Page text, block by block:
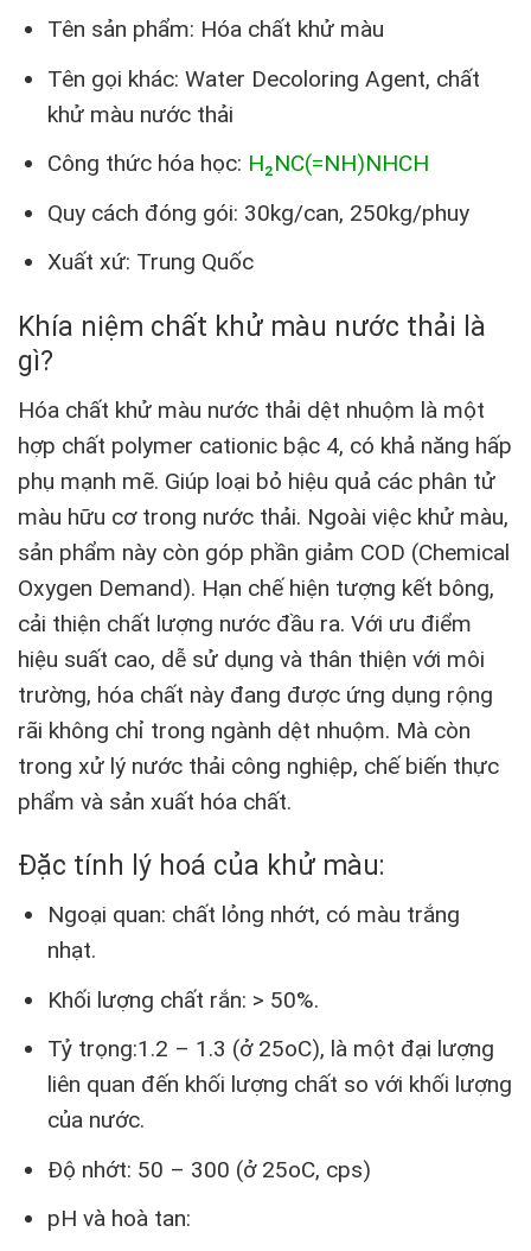
Tên sản phẩm: Hóa chất khử màu
Tên gọi khác: Water Decoloring Agent, chất
khử màu nước thải
Công thức hóa học: H₂NC(=NH)NHCH
Quy cách đóng gói: 30kg/can, 250kg/phuy
Xuất xứ: Trung Quốc
Khía niệm chất khử màu nước thải là
gì?
Hóa chất khử màu nước thải dệt nhuộm là một
hợp chất polymer cationic bậc 4, có khả năng hấp
phụ mạnh mẽ. Giúp loại bỏ hiệu quả các phân tử
màu hữu cơ trong nước thải. Ngoài việc khử màu,
sản phẩm này còn góp phần giảm COD (Chemical
Oxygen Demand). Hạn chế hiện tượng kết bông,
cải thiện chất lượng nước đầu ra. Với ưu điểm
hiệu suất cao, dễ sử dụng và thân thiện với môi
trường, hóa chất này đang được ứng dụng rộng
rãi không chỉ trong ngành dệt nhuộm. Mà còn
trong xử lý nước thải công nghiệp, chế biến thực
phẩm và sản xuất hóa chất.
Đặc tính lý hoá của khử màu:
Ngoại quan: chất lỏng nhớt, có màu trắng
nhạt.
Khối lượng chất rắn: > 50%.
Tỷ trọng:1.2 – 1.3 (ở 25oC), là một đại lượng
liên quan đến khối lượng chất so với khối lượng
của nước.
Độ nhớt: 50 – 300 (ở 25oC, cps)
pH và hoà tan: